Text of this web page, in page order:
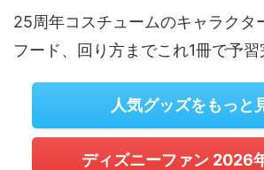
25周年コスチュームのキャラクタ
フード、回り方までこれ1冊で予習
人気グッズをもっと
ディズニーファン 2026